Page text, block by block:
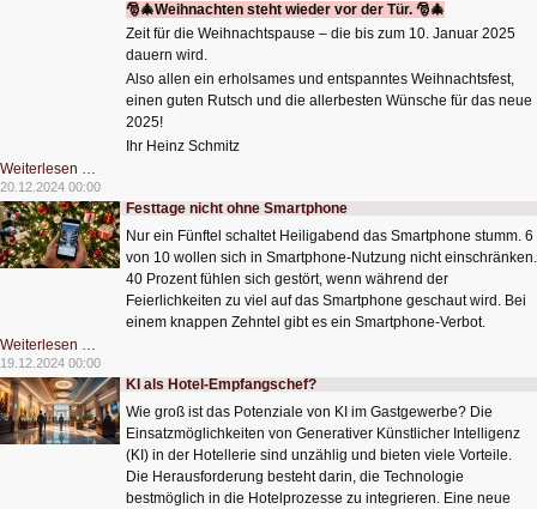
🎅🎄Weihnachten steht wieder vor der Tür. 🎅🎄
Zeit für die Weihnachtspause – die bis zum 10. Januar 2025
dauern wird.
Also allen ein erholsames und entspanntes Weihnachtsfest,
einen guten Rutsch und die allerbesten Wünsche für das neue
2025!
Ihr Heinz Schmitz
Weiterlesen …
Festtage
20.12.2024 00:00
Festtage nicht ohne Smartphone
Nur ein Fünftel schaltet Heiligabend das Smartphone stumm. 6
von 10 wollen sich in Smartphone-Nutzung nicht einschränken.
40 Prozent fühlen sich gestört, wenn während der
Feierlichkeiten zu viel auf das Smartphone geschaut wird. Bei
einem knappen Zehntel gibt es ein Smartphone-Verbot.
Weiterlesen …
nicht
ohne
Smartphone
19.12.2024 00:00
KI als Hotel-Empfangschef?
Wie groß ist das Potenziale von KI im Gastgewerbe? Die
Einsatzmöglichkeiten von Generativer Künstlicher Intelligenz
(KI) in der Hotellerie sind unzählig und bieten viele Vorteile.
Die Herausforderung besteht darin, die Technologie
bestmöglich in die Hotelprozesse zu integrieren. Eine neue